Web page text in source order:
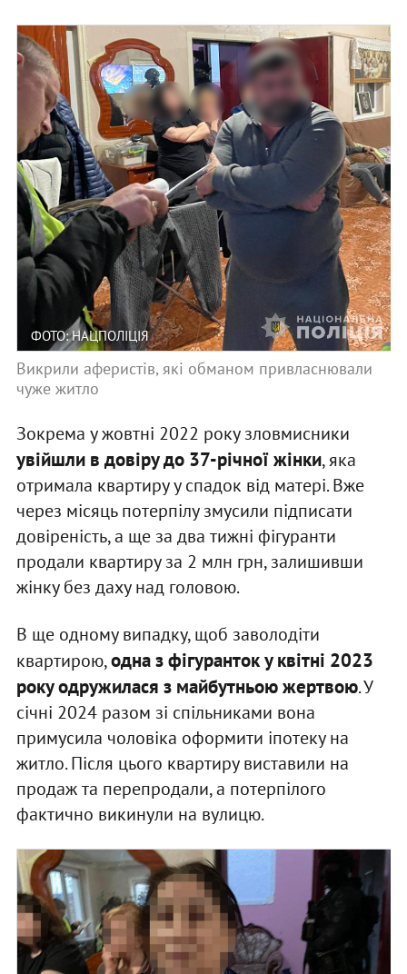
ФОТО: НАЦПОЛІЦІЯ
Викрили аферистів, які обманом привласнювали
чуже житло
Зокрема у жовтні 2022 року зловмисники
увійшли в довіру до 37-річної жінки, яка
отримала квартиру у спадок від матері. Вже
через місяць потерпілу змусили підписати
довіреність, а ще за два тижні фігуранти
продали квартиру за 2 млн грн, залишивши
жінку без даху над головою.
В ще одному випадку, щоб заволодіти
квартирою,одна з фігуранток у квітні 2023
року одружилася з майбутньою жертвою. У
січні 2024 разом зі спільниками вона
примусила чоловіка оформити іпотеку на
житло. Після цього квартиру виставили на
продаж та перепродали, а потерпілого
фактично викинули на вулицю.